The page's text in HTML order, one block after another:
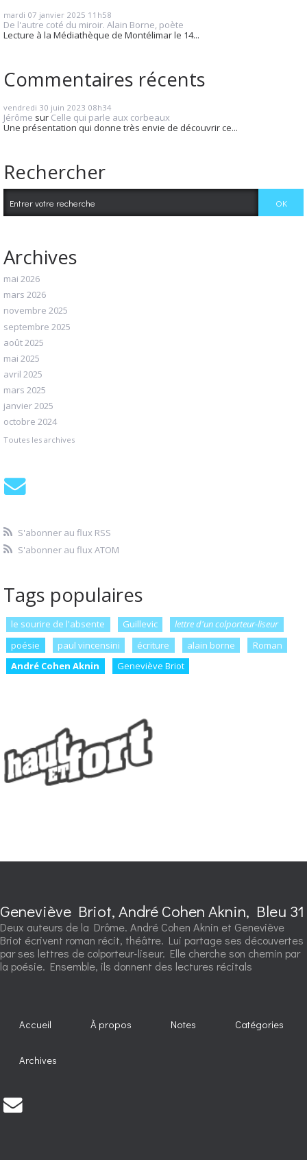
mardi 07 janvier 2025 11h58
De l'autre coté du miroir. Alain Borne, poète
Lecture à la Médiathèque de Montélimar le 14...
Commentaires récents
vendredi 30 juin 2023 08h34
Jérôme sur Celle qui parle aux corbeaux
Une présentation qui donne très envie de découvrir ce...
Rechercher
Archives
mai 2026
mars 2026
novembre 2025
septembre 2025
août 2025
mai 2025
avril 2025
mars 2025
janvier 2025
octobre 2024
Toutes les archives
S'abonner au flux RSS
S'abonner au flux ATOM
Tags populaires
le sourire de l'absente Guillevic
lettre d'un colporteur-liseur
poésie
paul vincensini écriture alain borne
Roman
André Cohen Aknin
Geneviève Briot
Geneviève Briot, André Cohen Aknin, Bleu 31
Deux auteurs de la Drôme. André Cohen Aknin et Geneviève
Briot écrivent roman récit, théâtre. Lui partage ses découvertes
par ses lettres de colporteur-liseur. Elle cherche son chemin par
la poésie. Ensemble, ils donnent des lectures récitals
Accueil À propos Notes Catégories
Archives